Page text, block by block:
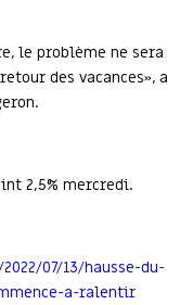
le problème ne sera
des vacances», a
2,5% mercredi.
07/13/hausse-du-
a-ralentir